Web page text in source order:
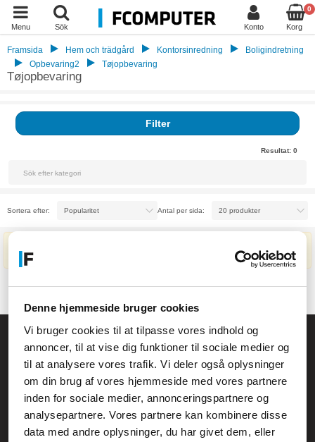
Denne hjemmeside bruger cookies
Vi bruger cookies til at tilpasse vores indhold og
annoncer, til at vise dig funktioner til sociale medier og
til at analysere vores trafik. Vi deler også oplysninger
om din brug af vores hjemmeside med vores partnere
inden for sociale medier, annonceringspartnere og
analysepartnere. Vores partnere kan kombinere disse
data med andre oplysninger, du har givet dem, eller
Menu Sök Konto
0
Korg
Framsida Hem och trädgård Kontorsinredning
Boligindretning
Opbevaring2
Tøjopbevaring
Tøjopbevaring
Filter
Resultat: 0
Sortera efter: Antal per sida:
Allmänna frågor:
kundservice@fcomputer.se
Service- och reklamationsavdelningen:
Webbplatskarta